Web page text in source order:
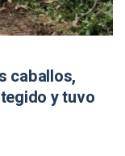
caballos,
y tuvo